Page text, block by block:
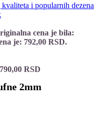
i popularnih dezena
cena je bila:
je: 792,00 RSD.
790,00 RSD
2mm